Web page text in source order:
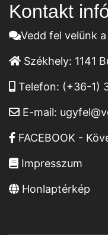
Kontakt
Vedd fel velünk
Székhely: 1141
Telefon: (+36-1)
E-mail:
FACEBOOK -
Impresszum
Honlaptérkép